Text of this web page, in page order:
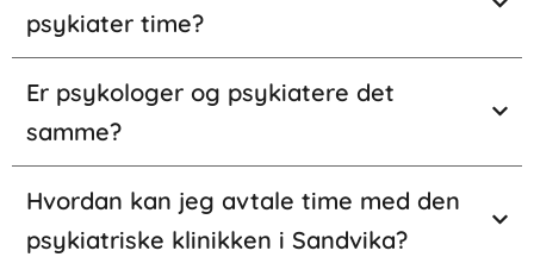
psykiater time?
Er psykologer og psykiatere det
samme?
Hvordan kan jeg avtale time med den
psykiatriske klinikken i Sandvika?